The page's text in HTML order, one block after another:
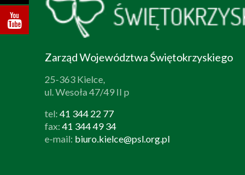
Zarząd Województwa Świętokrzyskiego
25-363 Kielce,
ul. Wesoła 47/49 II p
tel:41 344 22 77
fax:41 344 49 34
e-mail: biuro.kielce@psl.org.pl